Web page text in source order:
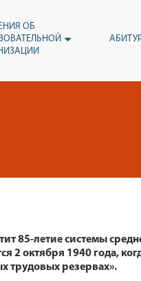
ОБ
85-летие системы
2 октября 1940 года,
трудовых резервах».